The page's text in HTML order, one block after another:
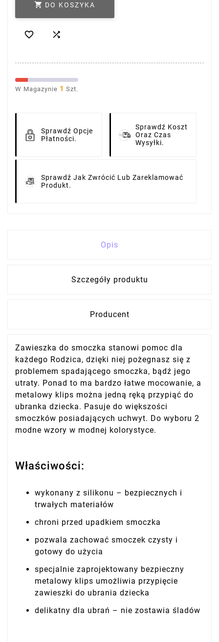
 DO KOSZYKA
 
W Magazynie 1 Szt.
Sprawdź Opcje
Płatności.
Sprawdź Koszt
Oraz Czas
Wysyłki.
Sprawdź Jak Zwrócić Lub Zareklamować
Produkt.
Opis
Szczegóły produktu
Producent
Zawieszka do smoczka stanowi pomoc dla
każdego Rodzica, dzięki niej pożegnasz się z
problemem spadającego smoczka, bądź jego
utraty. Ponad to ma bardzo łatwe mocowanie, a
metalowy klips można jedną ręką przypiąć do
ubranka dziecka. Pasuje do większości
smoczków posiadających uchwyt. Do wyboru 2
modne wzory w modnej kolorystyce.
Właściwości:
wykonany z silikonu – bezpiecznych i
trwałych materiałów
chroni przed upadkiem smoczka
pozwala zachować smoczek czysty i
gotowy do użycia
specjalnie zaprojektowany bezpieczny
metalowy klips umożliwia przypięcie
zawieszki do ubrania dziecka
delikatny dla ubrań – nie zostawia śladów